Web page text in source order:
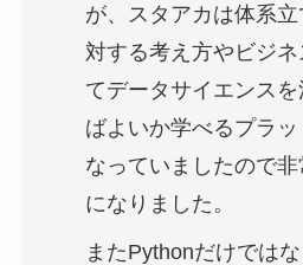
が、スタアカは体系
対する考え方やビジ
てデータサイエンス
ばよいか学べるプラ
なっていましたので
になりました。
またPythonだけでは